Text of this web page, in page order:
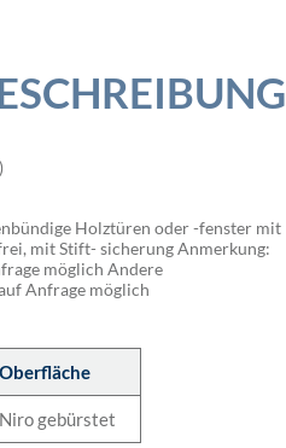
Holztüren oder -fenster mit
mit Stift- sicherung Anmerkung:
möglich Andere
Anfrage möglich
Oberfläche
Niro gebürstet